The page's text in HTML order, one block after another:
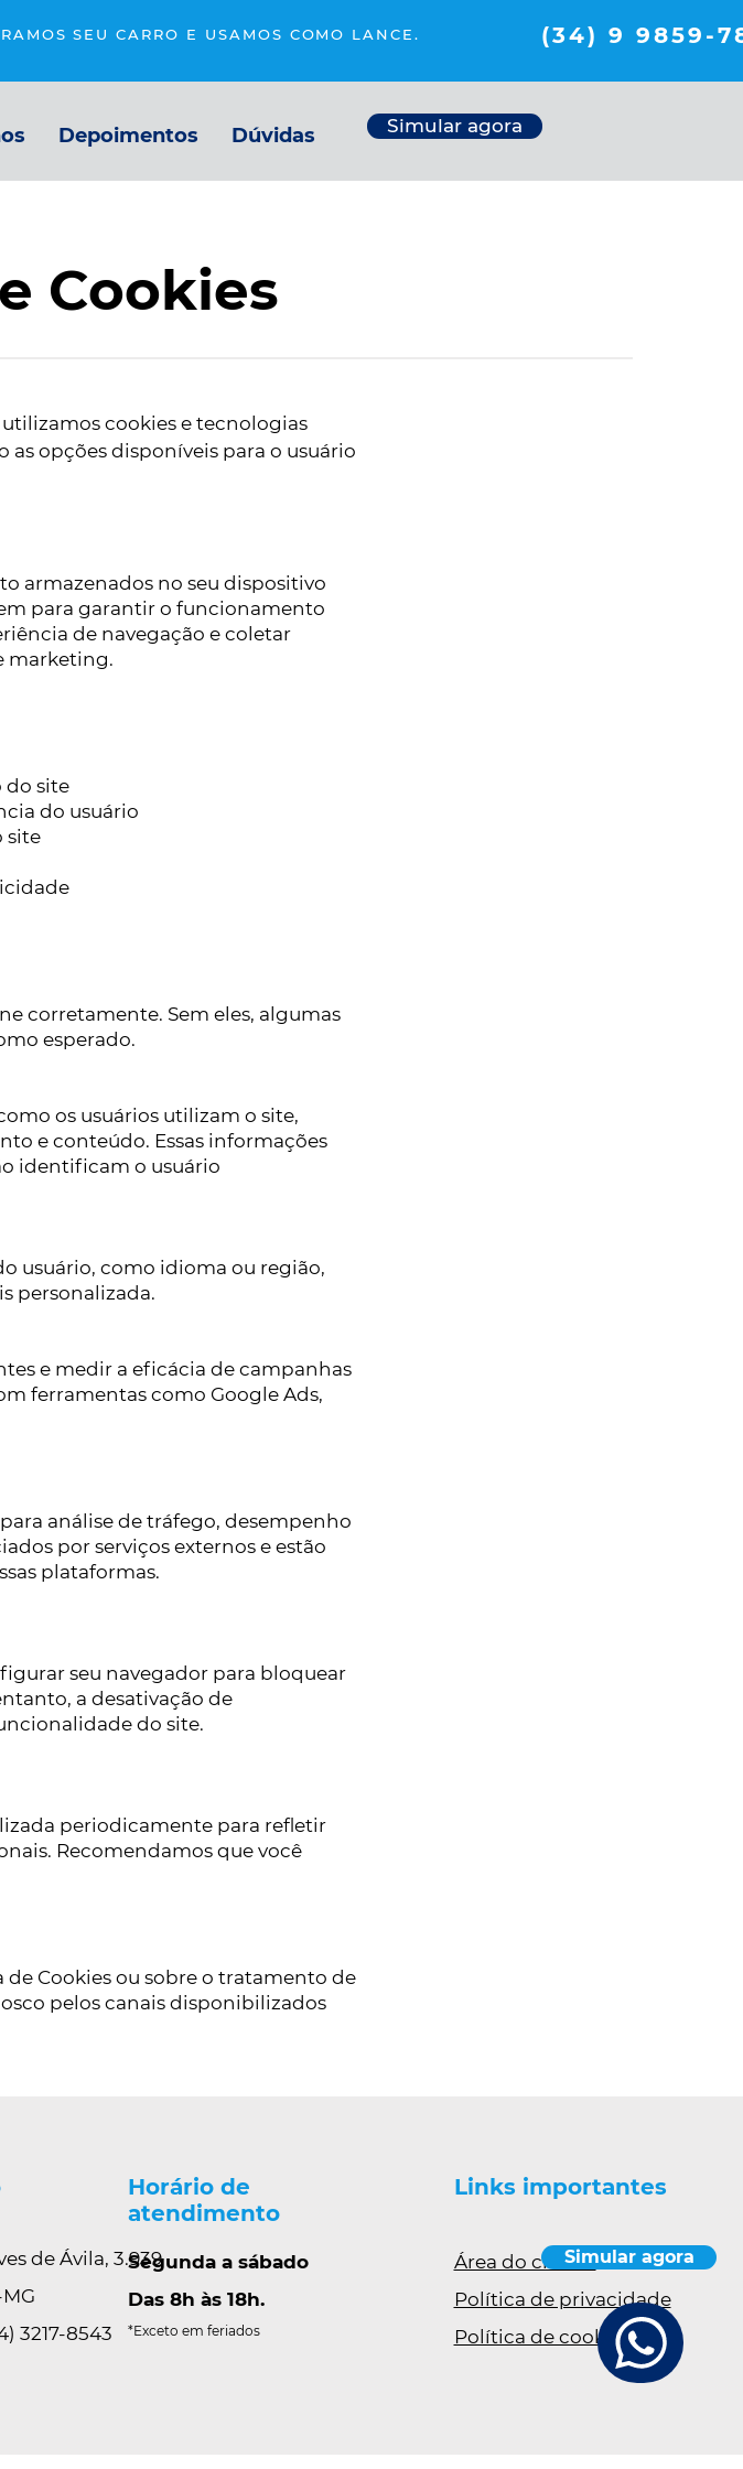
SEU CARRO E USAMOS COMO LANCE. (34) 9 9859-
Depoimentos Dúvidas Simular agora
Cookies
cookies e tecnologias
opções disponíveis para o usuário
armazenados no seu dispositivo
para garantir o funcionamento
de navegação e coletar
marketing.
site
do usuário
site
corretamente. Sem eles, algumas
esperado.
os usuários utilizam o site,
e conteúdo. Essas informações
identificam o usuário
usuário, como idioma ou região,
personalizada.
e medir a eficácia de campanhas
ferramentas como Google Ads,
análise de tráfego, desempenho
por serviços externos e estão
plataformas.
seu navegador para bloquear
a desativação de
do site.
periodicamente para refletir
Recomendamos que você
de Cookies ou sobre o tratamento de
pelos canais disponibilizados
Simular agora
de Ávila, 3.939
3217-8543
Horário de
atendimento
Segunda a sábado
Das 8h às 18h.
*Exceto em feriados
Links importantes
Área do cliente
Política de privacidade
Política de cookies